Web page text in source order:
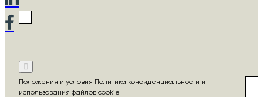
Положения и условия Политика конфиденциальности и
использования файлов cookie